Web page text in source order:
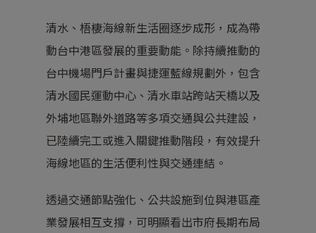
清水、梧棲海線新生活圈逐步成形，成為帶
動台中港區發展的重要動能。除持續推動的
台中機場門戶計畫與捷運藍線規劃外，包含
清水國民運動中心 、 清水車站跨站天橋以及
外埔地區聯外道路等多項交通與公共建設，
已陸續完工或進入關鍵推動階段，有效提升
海線地區的生活便利性與交通連結。
透過交通節點強化、公共設施到位與港區產
業發展相互支撐，可明顯看出市府長期布局